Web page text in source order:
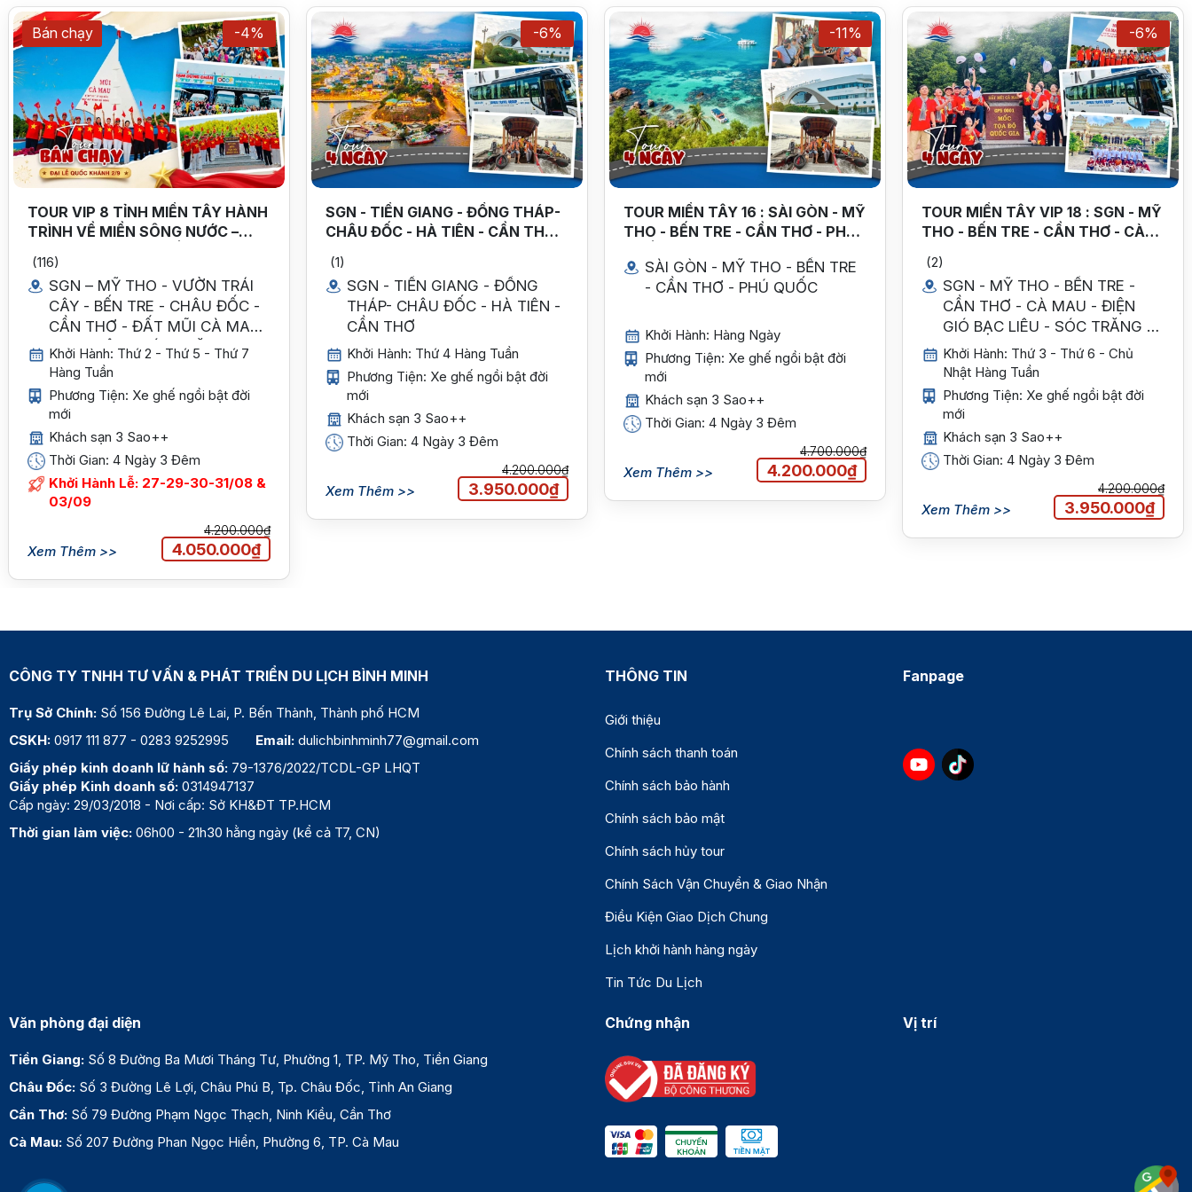
Bán chạy -4%
TOUR VIP 8 TỈNH MIỀN TÂY HÀNH
TRÌNH VỀ MIỀN SÔNG NƯỚC –
BỘ
(116)
SGN – MỸ THO - VƯỜN TRÁI
CÂY - BẾN TRE - CHÂU ĐỐC -
CẦN THƠ - ĐẤT MŨI CÀ MAU
- BẠC LIÊU - SÓC TRĂNG –
HẬU GIANG - SGN
Khởi Hành: Thứ 2 - Thứ 5 - Thứ 7
Hàng Tuần
Phương Tiện: Xe ghế ngồi bật đời
mới
Khách sạn 3 Sao++
Thời Gian: 4 Ngày 3 Đêm
Khởi Hành Lễ: 27-29-30-31/08 &
03/09
Xem Thêm >>
4.200.000₫
4.050.000₫
-6%
SGN - TIỀN GIANG - ĐỒNG THÁP-
CHÂU ĐỐC - HÀ TIÊN - CẦN THƠ 4
(1)
SGN - TIỀN GIANG - ĐỒNG
THÁP- CHÂU ĐỐC - HÀ TIÊN -
CẦN THƠ
Khởi Hành: Thứ 4 Hàng Tuần
Phương Tiện: Xe ghế ngồi bật đời
mới
Khách sạn 3 Sao++
Thời Gian: 4 Ngày 3 Đêm
Xem Thêm >>
4.200.000₫
3.950.000₫
-11%
TOUR MIỀN TÂY 16 : SÀI GÒN - MỸ
THO - BẾN TRE - CẦN THƠ - PHÚ
SÀI GÒN - MỸ THO - BẾN TRE
- CẦN THƠ - PHÚ QUỐC
Khởi Hành: Hàng Ngày
Phương Tiện: Xe ghế ngồi bật đời
mới
Khách sạn 3 Sao++
Thời Gian: 4 Ngày 3 Đêm
Xem Thêm >>
4.700.000₫
4.200.000₫
-6%
TOUR MIỀN TÂY VIP 18 : SGN - MỸ
THO - BẾN TRE - CẦN THƠ - CÀ
TRĂNG - SGN 4 N- 3Đ. KS 5 SAO -
KHỞI HÀNH THỨ 3 - THỨ 6 HÀNG
TUẦN
(2)
SGN - MỸ THO - BẾN TRE -
CẦN THƠ - CÀ MAU - ĐIỆN
GIÓ BẠC LIÊU - SÓC TRĂNG -
SGN
Khởi Hành: Thứ 3 - Thứ 6 - Chủ
Nhật Hàng Tuần
Phương Tiện: Xe ghế ngồi bật đời
mới
Khách sạn 3 Sao++
Thời Gian: 4 Ngày 3 Đêm
Xem Thêm >>
4.200.000₫
3.950.000₫
CÔNG TY TNHH TƯ VẤN & PHÁT TRIỂN DU LỊCH BÌNH MINH
Trụ Sở Chính: Số 156 Đường Lê Lai, P. Bến Thành, Thành phố HCM
CSKH: 0917 111 877 - 0283 9252995 Email: dulichbinhminh77@gmail.com
Giấy phép kinh doanh lữ hành số: 79-1376/2022/TCDL-GP LHQT
Giấy phép Kinh doanh số: 0314947137
Cấp ngày: 29/03/2018 - Nơi cấp: Sở KH&ĐT TP.HCM
Thời gian làm việc: 06h00 - 21h30 hằng ngày (kể cả T7, CN)
THÔNG TIN
Giới thiệu
Chính sách thanh toán
Chính sách bảo hành
Chính sách bảo mật
Chính sách hủy tour
Chính Sách Vận Chuyển & Giao Nhận
Điều Kiện Giao Dịch Chung
Lịch khởi hành hàng ngày
Tin Tức Du Lịch
Fanpage
Văn phòng đại diện
Tiền Giang: Số 8 Đường Ba Mươi Tháng Tư, Phường 1, TP. Mỹ Tho, Tiền Giang
Châu Đốc: Số 3 Đường Lê Lợi, Châu Phú B, Tp. Châu Đốc, Tỉnh An Giang
Cần Thơ: Số 79 Đường Phạm Ngọc Thạch, Ninh Kiều, Cần Thơ
Cà Mau: Số 207 Đường Phan Ngọc Hiển, Phường 6, TP. Cà Mau
Chứng nhận Vị trí